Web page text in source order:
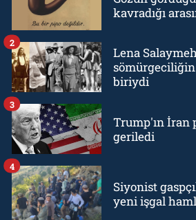
kavradığı
Lena
biriydi
2
Trump'ın İran
geriledi
3
Siyonist
yeni işgal
4